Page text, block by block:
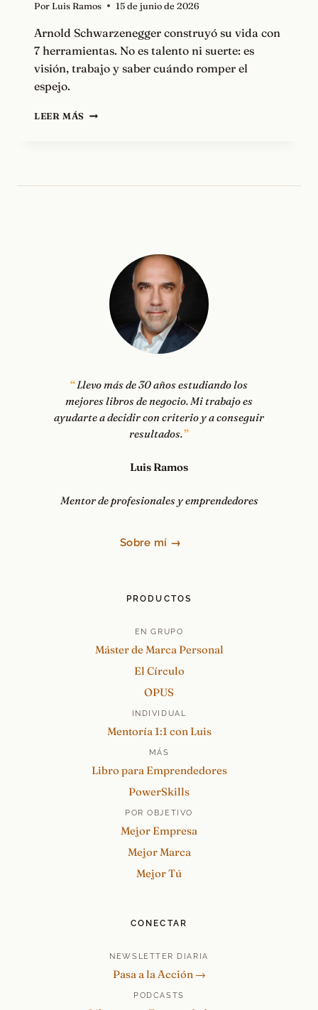
Por Luis Ramos 15 de junio de 2026
Arnold Schwarzenegger construyó su vida con
7 herramientas. No es talento ni suerte: es
visión, trabajo y saber cuándo romper el
espejo.
LEER MÁS EL
Llevo más de 30 años estudiando los
mejores libros de negocio. Mi trabajo es
ayudarte a decidir con criterio y a conseguir
resultados.
Luis Ramos
Mentor de profesionales y emprendedores
Sobre mí →
PRODUCTOS
EN GRUPO
Máster de Marca Personal
El Círculo
OPUS
INDIVIDUAL
Mentoría 1:1 con Luis
MÁS
Libro para Emprendedores
PowerSkills
POR OBJETIVO
Mejor Empresa
Mejor Marca
Mejor Tú
CONECTAR
NEWSLETTER DIARIA
Pasa a la Acción →
PODCASTS